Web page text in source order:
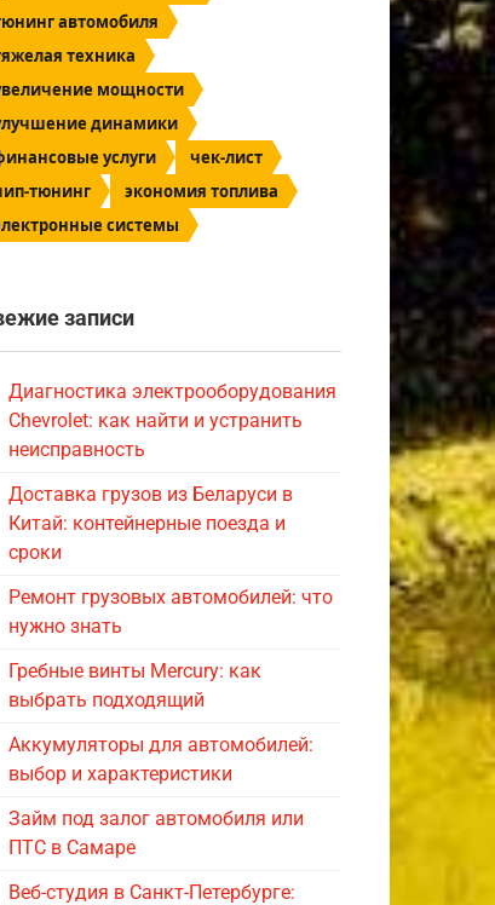
автомобиля
техника
мощности
динамики
услуги
чек-лист
тюнинг
экономия топлива
системы
записи
Диагностика электрооборудования
Chevrolet: как найти и устранить
неисправность
Доставка грузов из Беларуси в
Китай: контейнерные поезда и
сроки
Ремонт грузовых автомобилей: что
нужно знать
Гребные винты Mercury: как
выбрать подходящий
Аккумуляторы для автомобилей:
выбор и характеристики
Займ под залог автомобиля или
ПТС в Самаре
Веб-студия в Санкт-Петербурге: